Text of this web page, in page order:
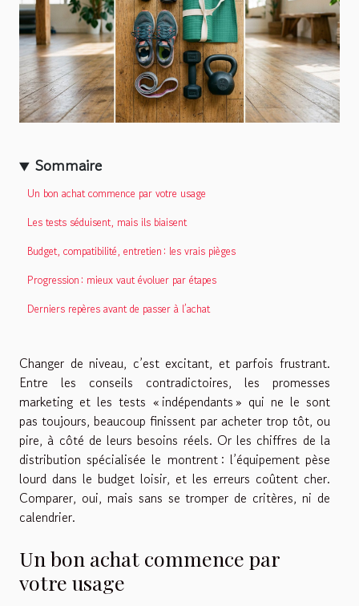
Sommaire
Un bon achat commence par votre usage
Les tests séduisent, mais ils biaisent
Budget, compatibilité, entretien : les vrais pièges
Progression : mieux vaut évoluer par étapes
Derniers repères avant de passer à l’achat
Changer de niveau, c’est excitant, et parfois frustrant.
Entre les conseils contradictoires, les promesses
marketing et les tests « indépendants » qui ne le sont
pas toujours, beaucoup finissent par acheter trop tôt, ou
pire, à côté de leurs besoins réels. Or les chiffres de la
distribution spécialisée le montrent : l’équipement pèse
lourd dans le budget loisir, et les erreurs coûtent cher.
Comparer, oui, mais sans se tromper de critères, ni de
calendrier.
Un bon achat commence par
votre usage